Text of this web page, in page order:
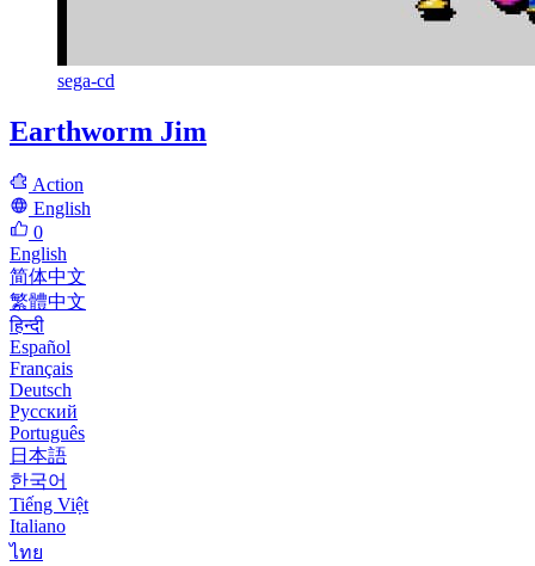
sega-cd
Earthworm Jim
Action
English
0
English
简体中文
繁體中文
हिन्दी
Español
Français
Deutsch
Русский
Português
日本語
한국어
Tiếng Việt
Italiano
ไทย